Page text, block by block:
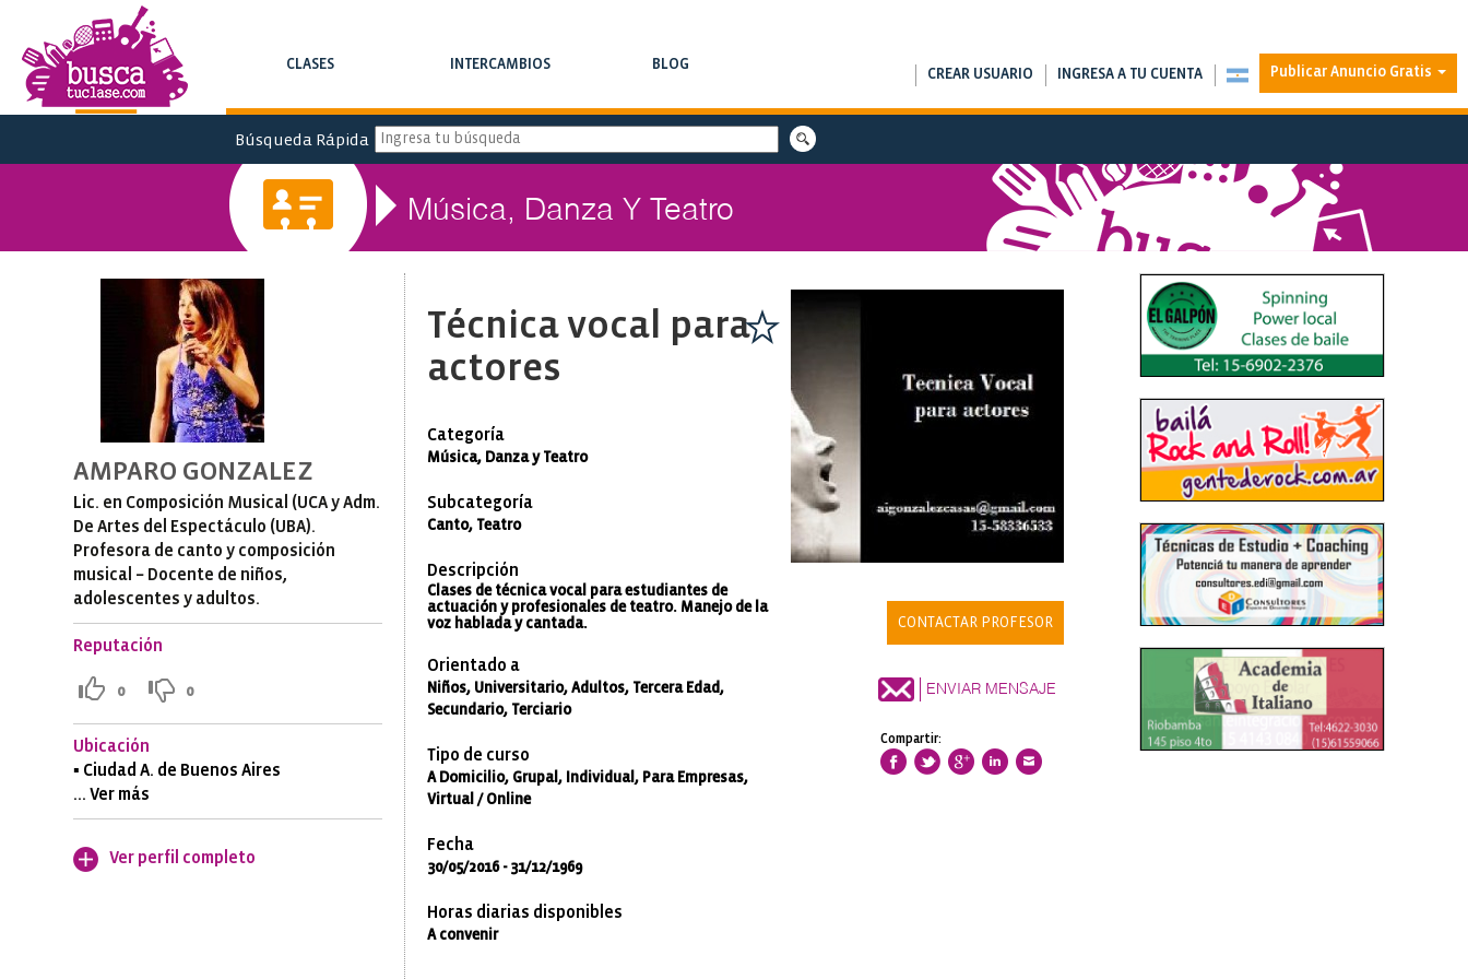
CLASES INTERCAMBIOS BLOG
Publicar Anuncio Gratis
CREAR USUARIO INGRESA A TU CUENTA
Búsqueda Rápida
Música, Danza Y Teatro
AMPARO GONZALEZ
Lic. en Composición Musical (UCA y Adm.
De Artes del Espectáculo (UBA).
Profesora de canto y composición
musical – Docente de niños,
adolescentes y adultos.
Reputación
0 0
Ubicación
▪ Ciudad A. de Buenos Aires
... Ver más
Ver perfil completo
CONTACTAR PROFESOR
ENVIAR MENSAJE
Compartir:
Técnica vocal para
actores
Categoría
Música, Danza y Teatro
Subcategoría
Canto, Teatro
Descripción
Clases de técnica vocal para estudiantes de
actuación y profesionales de teatro. Manejo de la
voz hablada y cantada.
Orientado a
Niños, Universitario, Adultos, Tercera Edad,
Secundario, Terciario
Tipo de curso
A Domicilio, Grupal, Individual, Para Empresas,
Virtual / Online
Fecha
30/05/2016 - 31/12/1969
Horas diarias disponibles
A convenir